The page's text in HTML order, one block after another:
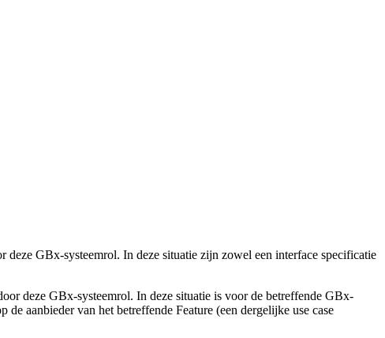
GBx-systeemrol. In deze situatie zijn zowel een interface specificatie
deze GBx-systeemrol. In deze situatie is voor de betreffende GBx-
aanbieder van het betreffende Feature (een dergelijke use case